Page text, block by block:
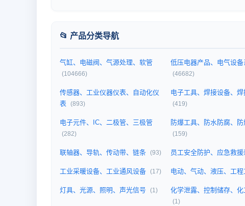
📂 产品分类导航
气缸、电磁阀、气源处理、软管
(104666)
低压电器产品、电气设备
(46682)
传感器、工业仪器仪表、自动化仪
表 (893)
电子工具、焊接设备、焊
(419)
电子元件、IC、二极管、三极管
(282)
防爆工具、防水防腐、防
(159)
联轴器、导轨、传动带、链条 (93) 员工安全防护、应急救援
工业采暖设备、工业通风设备 (17) 电动、气动、液压、工程
灯具、光源、照明、声光信号 (1) 化学泄露、控制储存、化
(1)